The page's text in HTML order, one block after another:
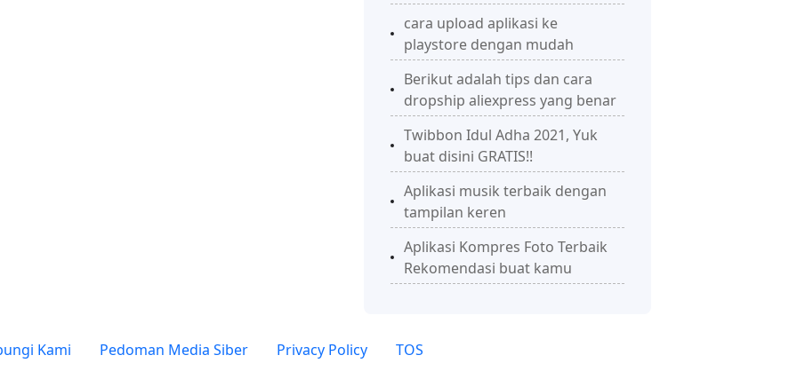
cara upload aplikasi ke
playstore dengan mudah
Berikut adalah tips dan cara
dropship aliexpress yang benar
Twibbon Idul Adha 2021, Yuk
buat disini GRATIS!!
Aplikasi musik terbaik dengan
tampilan keren
Aplikasi Kompres Foto Terbaik
Rekomendasi buat kamu
Kami Pedoman Media Siber Privacy Policy
TOS